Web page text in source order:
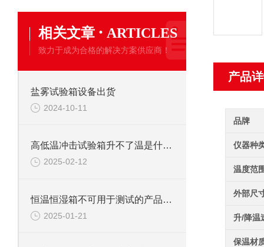
相关文章 · ARTICLES
致力于成为合格的解决方案供应商！
盐雾试验箱设备出货
2024-10-11
高低温冲击试验箱升不了温是什么问题？
2025-02-12
恒温恒湿箱不可用于测试的产品详解
2025-01-21
产品
品牌
仪器种
温度范
外部尺
升/降温
保温材